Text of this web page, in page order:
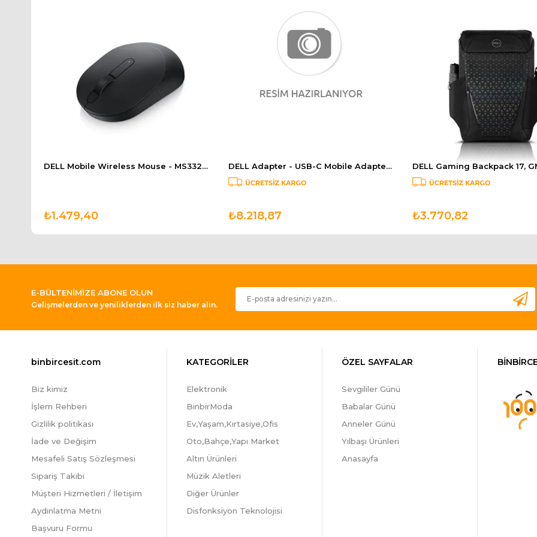
DELL Mobile Wireless Mouse - MS3320W - Black 570-ABHK
₺1.479,40
DELL Adapter - USB-C Mobile Adapter - DA310 470-AEUP
₺8.218,87 ₺3.770,82
E-BÜLTENİMİZE ABONE OLUN
Gelişmelerden ve yeniliklerden ilk siz haber alın.
binbircesit.com
Biz kimiz
İşlem Rehberi
Gizlilik politikası
İade ve Değişim
Mesafeli Satış Sözleşmesi
Sipariş Takibi
Müşteri Hizmetleri / İletişim
Aydınlatma Metni
Başvuru Formu
KATEGORİLER
Elektronik
BinbirModa
Ev,Yaşam,Kırtasiye,Ofis
Oto,Bahçe,Yapı Market
Altın Ürünleri
Müzik Aletleri
Diğer Ürünler
Disfonksiyon Teknolojisi
ÖZEL SAYFALAR
Sevgililer Günü
Babalar Günü
Anneler Günü
Yılbaşı Ürünleri
Anasayfa